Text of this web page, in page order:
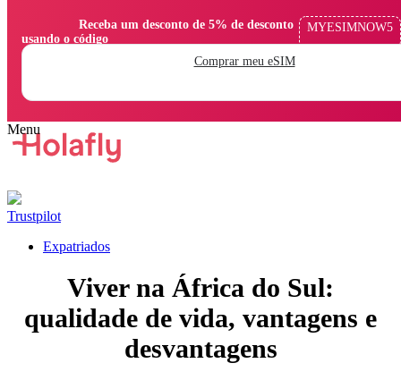
usando o código
MYESIMNOW5
Comprar meu eSIM
Trustpilot
Expatriados
Viver na África do Sul:
qualidade de vida, vantagens e
desvantagens